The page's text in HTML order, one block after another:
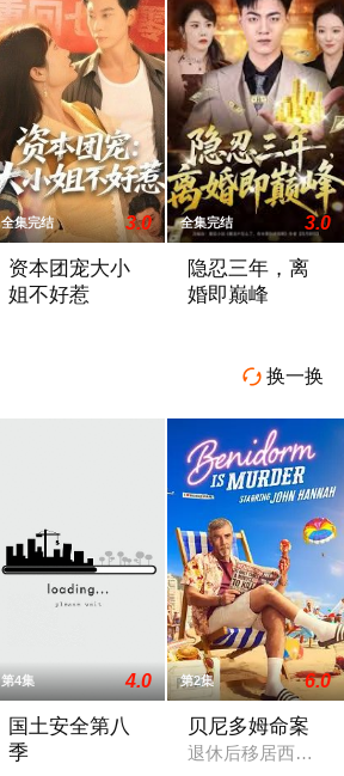
全集完结 3.0
资本团宠大小
姐不好惹
全集完结 3.0
隐忍三年，离
婚即巅峰
 换一换
第4集 4.0
国土安全第八
季
第2集 6.0
贝尼多姆命案
退休后移居西班牙